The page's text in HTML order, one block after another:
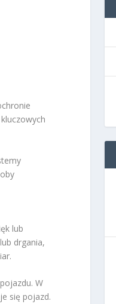
lub
drgania,
W
się pojazd.